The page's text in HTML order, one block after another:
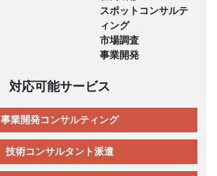
スポットコンサルテ
ィング
市場調査
事業開発
対応可能サービス
事業開発コンサルティング
技術コンサルタント派遣